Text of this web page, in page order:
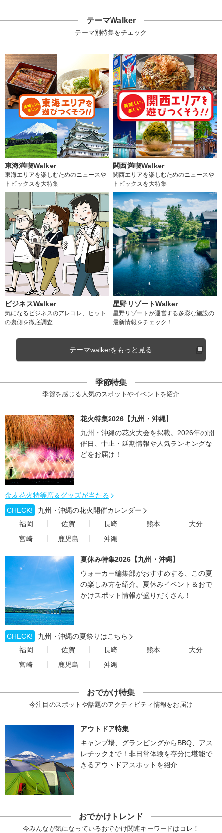
テーマWalker
テーマ別特集をチェック
東海満喫Walker
東海エリアを楽しむためのニュースや
トピックスを大特集
関西満喫Walker
関西エリアを楽しむためのニュースや
トピックスを大特集
ビジネスWalker
気になるビジネスのアレコレ、ヒット
の裏側を徹底調査
星野リゾートWalker
星野リゾートが運営する多彩な施設の
最新情報をチェック！
テーマwalkerをもっと見る
季節特集
季節を感じる人気のスポットやイベントを紹介
花火特集2026【九州・沖縄】
九州・沖縄の花火大会を掲載。2026年の開
催日、中止・延期情報や人気ランキングな
どをお届け！
金麦花火特等席＆グッズが当たる
CHECK!
九州・沖縄の花火開催カレンダー
福岡
佐賀 長崎 熊本
大分
宮崎
鹿児島 沖縄
夏休み特集2026【九州・沖縄】
ウォーカー編集部がおすすめする、この夏
の楽しみ方を紹介。夏休みイベント＆おで
かけスポット情報が盛りだくさん！
CHECK!
九州・沖縄の夏祭りはこちら
福岡
佐賀 長崎 熊本
大分
宮崎
鹿児島 沖縄
おでかけ特集
今注目のスポットや話題のアクティビティ情報をお届け
アウトドア特集
キャンプ場、グランピングからBBQ、アス
レチックまで！非日常体験を存分に堪能で
きるアウトドアスポットを紹介
おでかけトレンド
今みんなが気になっているおでかけ関連キーワードはコレ！